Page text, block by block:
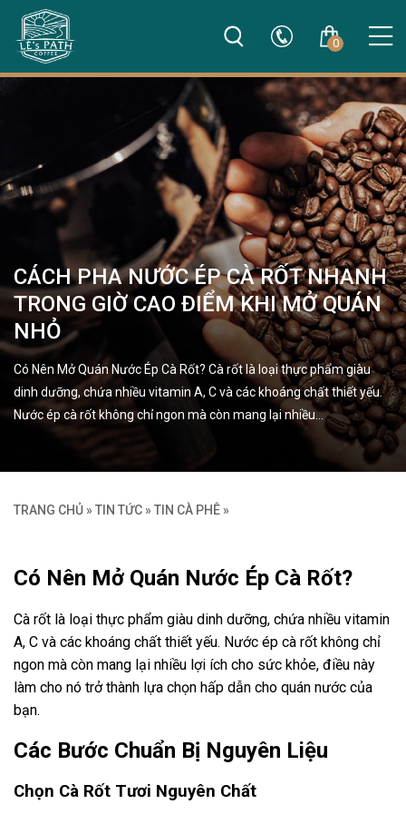
0
CÁCH PHA NƯỚC ÉP CÀ RỐT NHANH
TRONG GIỜ CAO ĐIỂM KHI MỞ QUÁN
NHỎ
Có Nên Mở Quán Nước Ép Cà Rốt? Cà rốt là loại thực phẩm giàu
dinh dưỡng, chứa nhiều vitamin A, C và các khoáng chất thiết yếu.
Nước ép cà rốt không chỉ ngon mà còn mang lại nhiều…
TRANG CHỦ » TIN TỨC » TIN CÀ PHÊ »
Có Nên Mở Quán Nước Ép Cà Rốt?
Cà rốt là loại thực phẩm giàu dinh dưỡng, chứa nhiều vitamin
A, C và các khoáng chất thiết yếu. Nước ép cà rốt không chỉ
ngon mà còn mang lại nhiều lợi ích cho sức khỏe, điều này
làm cho nó trở thành lựa chọn hấp dẫn cho quán nước của
bạn.
Các Bước Chuẩn Bị Nguyên Liệu
Chọn Cà Rốt Tươi Nguyên Chất